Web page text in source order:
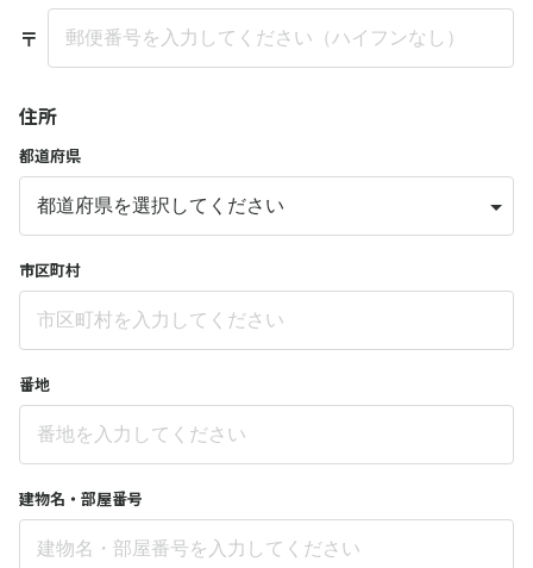
〒
住所
都道府県
市区町村
番地
建物名・部屋番号